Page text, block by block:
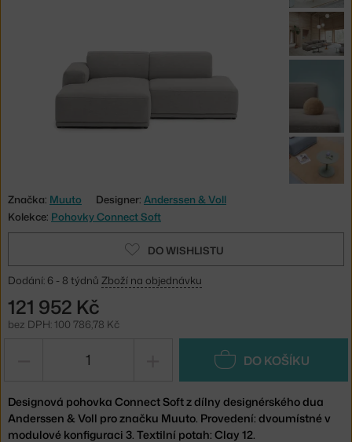
Značka: Muuto Designer: Anderssen & Voll
Kolekce: Pohovky Connect Soft
DO WISHLISTU
Dodání: 6 - 8 týdnů Zboží na objednávku
121 952 Kč
bez DPH: 100 786,78 Kč
DO KOŠÍKU
Designová pohovka Connect Soft z dílny designérského dua
Anderssen & Voll pro značku Muuto. Provedení: dvoumístné v
modulové konfiguraci 3. Textilní potah: Clay 12.